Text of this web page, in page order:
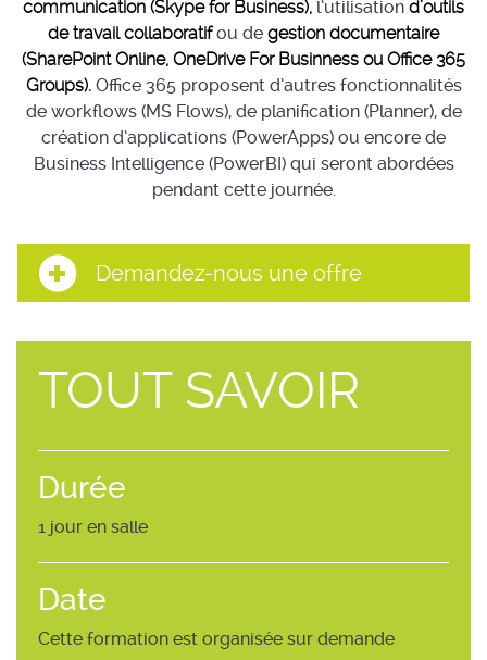
communication (Skype for Business), l’utilisation d’outils
de travail collaboratifou de gestion documentaire
(SharePoint Online, OneDrive For Businness ou Office 365
Groups). Office 365 proposent d’autres fonctionnalités
de workflows (MS Flows), de planification (Planner), de
création d’applications (PowerApps) ou encore de
Business Intelligence (PowerBI) qui seront abordées
pendant cette journée.
Demandez-nous une offre
TOUT SAVOIR
Durée
1 jour en salle
Date
Cette formation est organisée sur demande